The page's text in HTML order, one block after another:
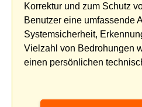
Korrektur und zum Schutz
Benutzer eine umfassende
Systemsicherheit,
Vielzahl von Bedrohungen
einen persönlichen